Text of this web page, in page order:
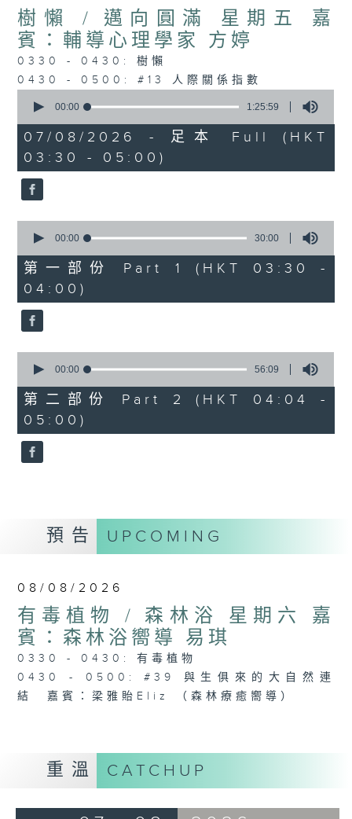
樹懶 / 邁向圓滿 星期五 嘉
賓：輔導心理學家 方婷
0330 - 0430: 樹懶
0430 - 0500: #13 人際關係指數
seconds
1
hour,
25
minutes,
59
seconds
00:00 1:25:59
07/08/2026 - 足本 Full (HKT
03:30 - 05:00)
seconds
30
minutes,
0
seconds
00:00 30:00
第一部份 Part 1 (HKT 03:30 -
04:00)
seconds
56
minutes,
9
seconds
00:00 56:09
第二部份 Part 2 (HKT 04:04 -
05:00)
預告 UPCOMING
08/08/2026
有毒植物 / 森林浴 星期六 嘉
賓：森林浴嚮導 易琪
0330 - 0430: 有毒植物
0430 - 0500: #39 與生俱來的大自然連
結 嘉賓：梁雅貽Eliz （森林療癒嚮導）
重溫 CATCHUP